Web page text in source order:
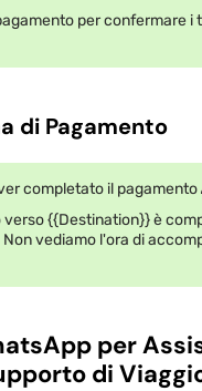
per confermare i
di Pagamento
completato il pagamento
verso {{Destination}} è
vediamo l'ora di
per
di